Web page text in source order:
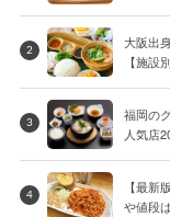
2
大阪出
【施設
3
福岡の
人気店
4
【最
や値段